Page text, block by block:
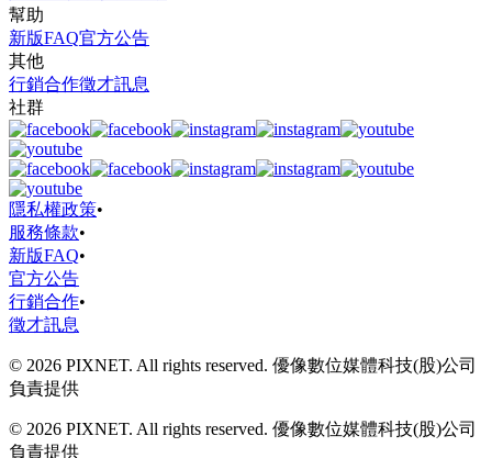
幫助
新版FAQ官方公告
其他
行銷合作徵才訊息
社群
隱私權政策•
服務條款•
新版FAQ•
官方公告
行銷合作•
徵才訊息
© 2026 PIXNET. All rights reserved. 優像數位媒體科技(股)公司
負責提供
© 2026 PIXNET. All rights reserved. 優像數位媒體科技(股)公司
負責提供